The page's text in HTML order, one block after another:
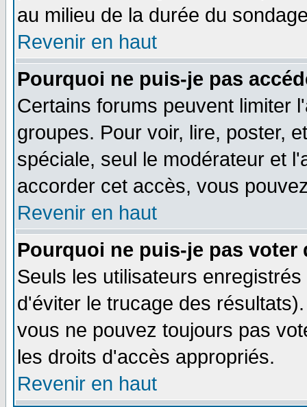
au milieu de la durée du
Revenir en haut
Pourquoi ne puis-je pas
Certains forums peuvent limiter
groupes. Pour voir, lire, poster,
spéciale, seul le modérateur et
accorder cet accès, vous
Revenir en haut
Pourquoi ne puis-je pas voter
Seuls les utilisateurs
d'éviter le trucage des
vous ne pouvez toujours pas
les droits d'accès appropriés.
Revenir en haut